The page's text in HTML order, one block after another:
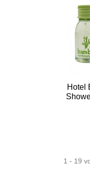
Hotel
1 - 19